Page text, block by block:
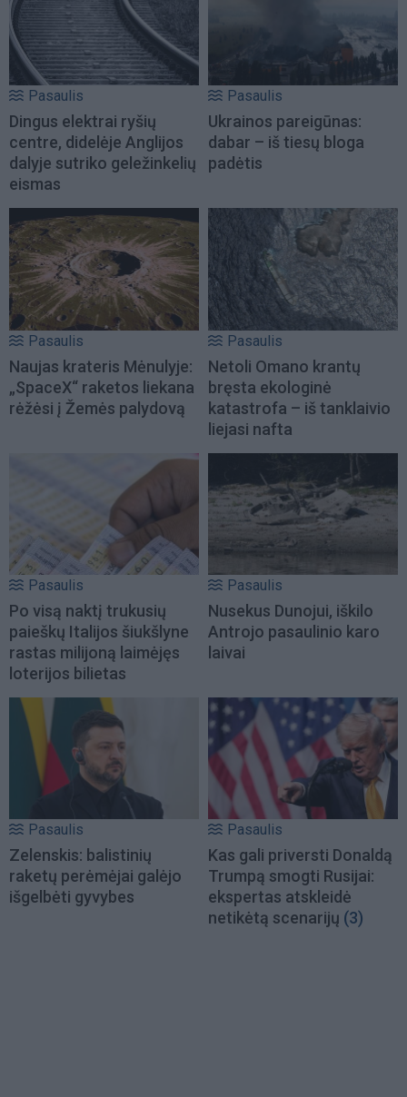
Pasaulis
Dingus elektrai ryšių
centre, didelėje Anglijos
dalyje sutriko geležinkelių
eismas
Pasaulis
Ukrainos pareigūnas:
dabar – iš tiesų bloga
padėtis
Pasaulis
Naujas krateris Mėnulyje:
„SpaceX“ raketos liekana
rėžėsi į Žemės palydovą
Pasaulis
Netoli Omano krantų
bręsta ekologinė
katastrofa – iš tanklaivio
liejasi nafta
Pasaulis
Po visą naktį trukusių
paieškų Italijos šiukšlyne
rastas milijoną laimėjęs
loterijos bilietas
Pasaulis
Nusekus Dunojui, iškilo
Antrojo pasaulinio karo
laivai
Pasaulis
Zelenskis: balistinių
raketų perėmėjai galėjo
išgelbėti gyvybes
Pasaulis
Kas gali priversti Donaldą
Trumpą smogti Rusijai:
ekspertas atskleidė
netikėtą scenarijų (3)